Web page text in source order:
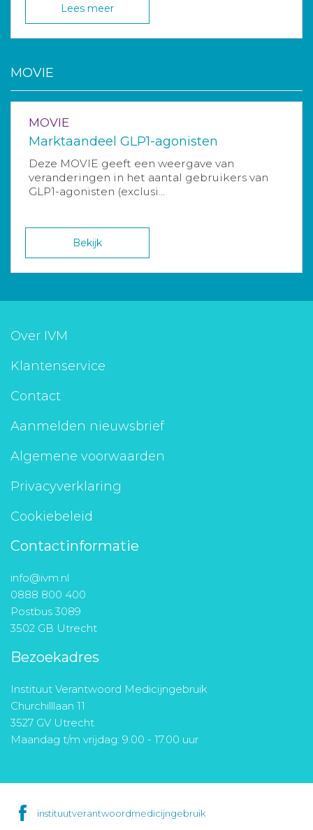
Lees meer
MOVIE
MOVIE
Marktaandeel GLP1-agonisten
Deze MOVIE geeft een weergave van
veranderingen in het aantal gebruikers van
GLP1-agonisten (exclusi...
Bekijk
Over IVM
Klantenservice
Contact
Aanmelden nieuwsbrief
Algemene voorwaarden
Privacyverklaring
Cookiebeleid
Contactinformatie
info@ivm.nl
0888 800 400
Postbus 3089
3502 GB Utrecht
Bezoekadres
Instituut Verantwoord Medicijngebruik
Churchilllaan 11
3527 GV Utrecht
Maandag t/m vrijdag: 9.00 - 17.00 uur
instituutverantwoordmedicijngebruik